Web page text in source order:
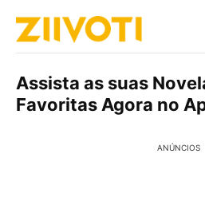
Assista as suas
Favoritas Agora no
ANÚNCIOS